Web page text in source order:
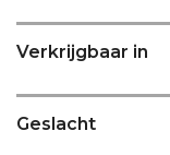
Verkrijgbaar in
Geslacht